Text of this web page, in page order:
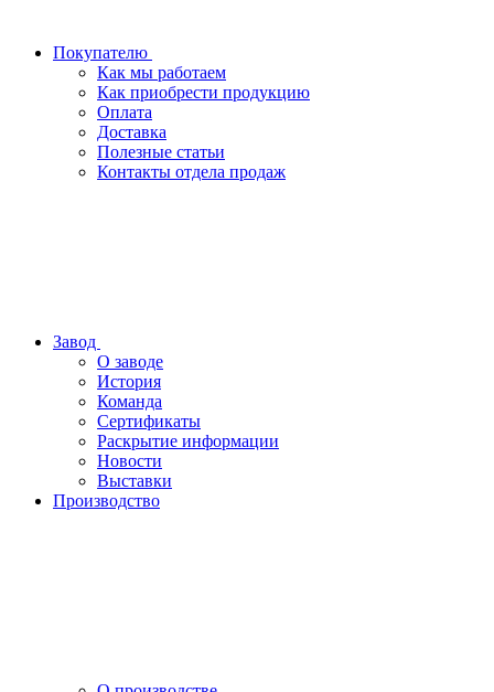
Покупателю
Как мы работаем
Как приобрести продукцию
Оплата
Доставка
Полезные статьи
Контакты отдела продаж
Завод
О заводе
История
Команда
Сертификаты
Раскрытие информации
Новости
Выставки
Производство